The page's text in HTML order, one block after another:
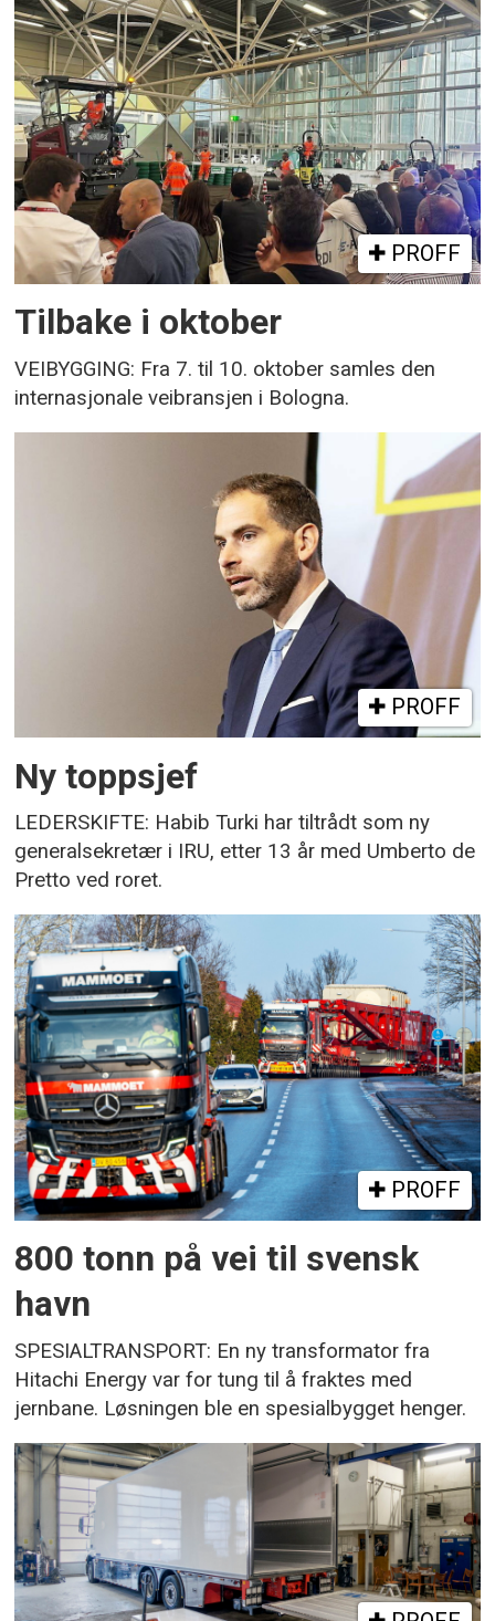
PROFF
Tilbake i oktober
VEIBYGGING: Fra 7. til 10. oktober samles den
internasjonale veibransjen i Bologna.
PROFF
Ny toppsjef
LEDERSKIFTE: Habib Turki har tiltrådt som ny
generalsekretær i IRU, etter 13 år med Umberto de
Pretto ved roret.
PROFF
800 tonn på vei til svensk
havn
SPESIALTRANSPORT: En ny transformator fra
Hitachi Energy var for tung til å fraktes med
jernbane. Løsningen ble en spesialbygget henger.